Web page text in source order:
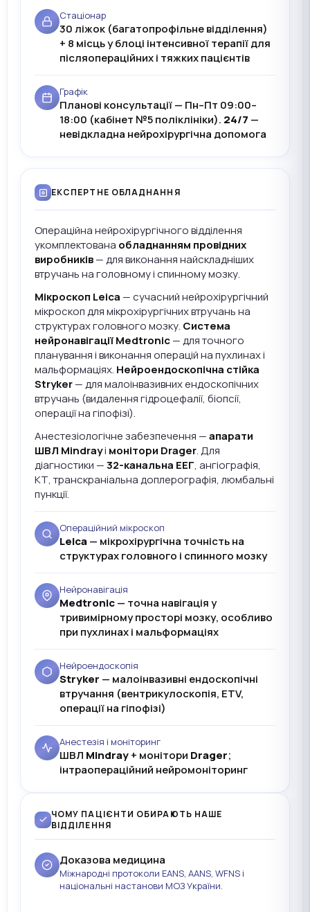
Стаціонар
30 ліжок (багатопрофільне відділення)
+ 8 місць у блоці інтенсивної терапії для
післяопераційних і тяжких пацієнтів
Графік
Планові консультації — Пн–Пт 09:00–
18:00 (кабінет №5 поліклініки). 24/7 —
невідкладна нейрохірургічна допомога
ЕКСПЕРТНЕ ОБЛАДНАННЯ
Операційна нейрохірургічного відділення
укомплектована обладнанням провідних
виробників— для виконання найскладніших
втручань на головному і спинному мозку.
Мікроскоп Leica — сучасний нейрохірургічний
мікроскоп для мікрохірургічних втручань на
структурах головного мозку. Система
нейронавігації Medtronic— для точного
планування і виконання операцій на пухлинах і
мальформаціях. Нейроендоскопічна стійка
Stryker— для малоінвазивних ендоскопічних
втручань (видалення гідроцефалії, біопсії,
операції на гіпофізі).
Анестезіологічне забезпечення —апарати
ШВЛ Mindrayі монітори Drager. Для
діагностики —32-канальна ЕЕГ, ангіографія,
КТ, транскраніальна доплерографія, люмбальні
пункції.
Операційний мікроскоп
Leica— мікрохірургічна точність на
структурах головного і спинного мозку
Нейронавігація
Medtronic— точна навігація у
тривимірному просторі мозку, особливо
при пухлинах і мальформаціях
Нейроендоскопія
Stryker — малоінвазивні ендоскопічні
втручання (вентрикулоскопія, ETV,
операції на гіпофізі)
Анестезія і моніторинг
ШВЛ Mindray+ монітори Drager;
інтраопераційний нейромоніторинг
ЧОМУ ПАЦІЄНТИ ОБИРАЮТЬ НАШЕ
ВІДДІЛЕННЯ
Доказова медицина
Міжнародні протоколи EANS, AANS, WFNS і
національні настанови МОЗ України.